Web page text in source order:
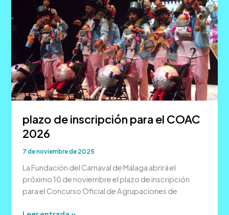
COAC
2026
plazo de inscripción para el COAC
2026
7 de noviembre de 2025
La Fundación del Carnaval de Málaga abrirá el
próximo 10 de noviembre el plazo de inscripción
para el Concurso Oficial de Agrupaciones de